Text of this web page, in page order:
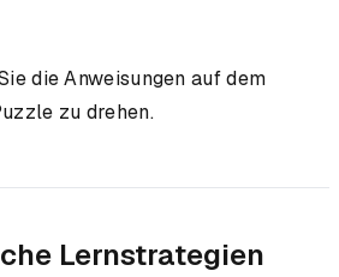
die Anweisungen auf dem
zu drehen.
Lernstrategien